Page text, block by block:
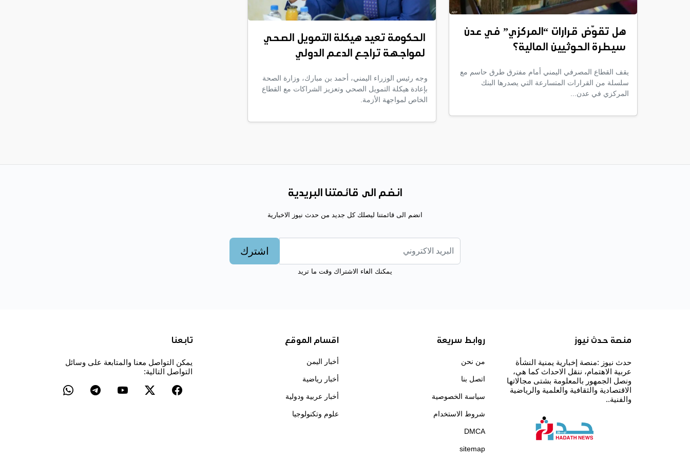
هل تقوّض قرارات “المركزي” في عدن
سيطرة الحوثيين المالية؟
يقف القطاع المصرفي اليمني أمام مفترق طرق حاسم مع
سلسلة من القرارات المتسارعة التي يصدرها البنك
المركزي في عدن...
الحكومة تعيد هيكلة التمويل الصحي
لمواجهة تراجع الدعم الدولي
وجه رئيس الوزراء اليمني، أحمد بن مبارك، وزارة الصحة
بإعادة هيكلة التمويل الصحي وتعزيز الشراكات مع القطاع
الخاص لمواجهة الأزمة.
انضم الى قائمتنا البريدية
انضم الى قائمتنا ليصلك كل جديد من حدث نيوز الاخبارية
اشترك
يمكنك الغاء الاشتراك وقت ما تريد
منصة حدث نيوز
حدث نيوز :منصة إخبارية يمنية النشأة
عربية الاهتمام، ننقل الاحداث كما هي،
ونصل الجمهور بالمعلومة بشتى مجالاتها
الاقتصادية والثقافية والعلمية والرياضية
والفنية..
روابط سريعة
من نحن
اتصل بنا
سياسة الخصوصية
شروط الاستخدام
DMCA
sitemap
اقسام الموقع
أخبار اليمن
أخبار رياضية
أخبار عربية ودولية
علوم وتكنولوجيا
تابعنا
يمكن التواصل معنا والمتابعة على وسائل
التواصل التالية: